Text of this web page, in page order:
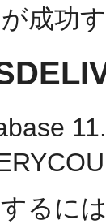
成功
るに